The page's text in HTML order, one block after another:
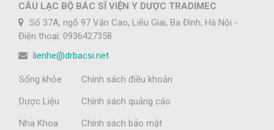
CÂU LẠC BỘ BÁC SĨ VIỆN Y DƯỢC TRADIMEC
Số 37A, ngõ 97 Văn Cao, Liễu Giai, Ba Đình, Hà Nội -
Điện thoại: 0936427358
lienhe@drbacsi.net
Sống khỏe
Dược Liệu
Nha Khoa
Chính sách điều khoản
Chính sách quảng cáo
Chính sách bảo mật